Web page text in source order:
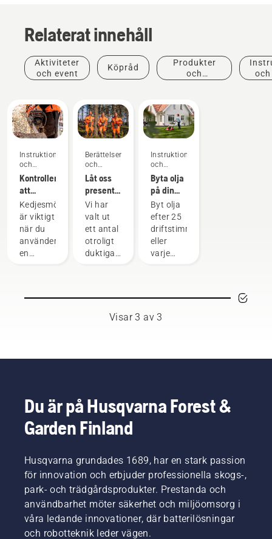
Relaterat innehåll
Aktiviteter
och event
Köpråd
Produkter
och
Instruktioner
och
guider
Kontrollera
att
kedjesmörjningen
fungerar
på din
motorsåg
Kedjesmörjning
är viktigt
när du
använder
en
att
att den
rör sig
fritt från
svärdsfriktion.
svärd
och
kedja
lång
livslängd.
Följ
anvisningarna
Berättelser
och
inspiration
Låt oss
presentera
Husqvarnas
H-Team
– våra
mest
krävande
Vi har
valt ut
ett antal
otroligt
duktiga
bland
världens
parkskötsel.
Tillsammans
utgör de
vårt H-
Och de
ställer
otroligt
höga
krav på
sin
utrustning.
Instruktioner
och
guider
Byta olja
på din
gräsklippare
från
Husqvarna
Byt olja
efter 25
driftstimmar
eller
varje
behöver
byta olja
två sätt
att
visas i
den här
videon.
Visar 3 av 3
Du är på Husqvarna Forest &
Garden Finland
Husqvarna grundades 1689, har en stark passion
för innovation och erbjuder professionella skogs-,
park- och trädgårdsprodukter. Prestanda och
användbarhet möter säkerhet och miljöomsorg i
våra ledande innovationer, där batterilösningar
och robotteknik leder vägen.